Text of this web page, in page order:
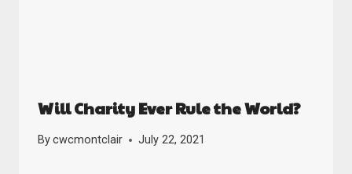
Will Charity Ever Rule the World?
Bycwcmontclair July 22, 2021